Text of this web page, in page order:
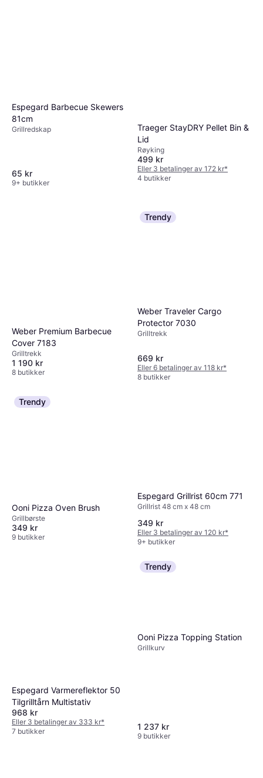
Espegard Barbecue Skewers
81cm
Grillredskap
65 kr
9+ butikker
Traeger StayDRY Pellet Bin &
Lid
Røyking
499 kr
Eller 3 betalinger av 172 kr*
4 butikker
Weber Premium Barbecue
Cover 7183
Grilltrekk
1 190 kr
8 butikker
Trendy
Weber Traveler Cargo
Protector 7030
Grilltrekk
669 kr
Eller 6 betalinger av 118 kr*
8 butikker
Trendy
Ooni Pizza Oven Brush
Grillbørste
349 kr
9 butikker
Espegard Grillrist 60cm 771
Grillrist 48 cm x 48 cm
349 kr
Eller 3 betalinger av 120 kr*
9+ butikker
Espegard Varmereflektor 50
Tilgrilltårn Multistativ
968 kr
Eller 3 betalinger av 333 kr*
7 butikker
Trendy
Ooni Pizza Topping Station
Grillkurv
1 237 kr
9 butikker